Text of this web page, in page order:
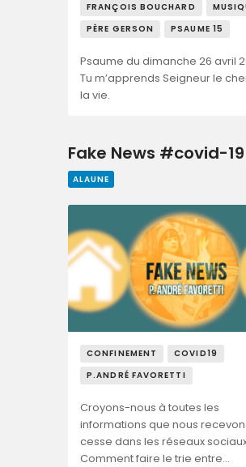
FRANÇOIS BOUCHARD
PÈRE GERSON
PSAUME 15
Psaume du dimanche 26 avril
Tu m’apprends Seigneur le
la vie.
Fake News #covid-19
ALAUNE
CONFINEMENT
COVID19
P.ANDRÉ FAVORETTI
Croyons-nous à toutes les
informations que nous
cesse dans les réseaux
Comment faire le trie entre…